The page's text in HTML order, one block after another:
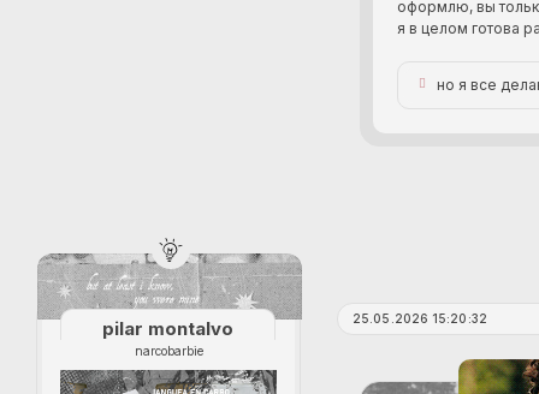
оформлю, вы
я в целом готова
но я все
25.05.2026 15:20:32
pilar montalvo
narcobarbie